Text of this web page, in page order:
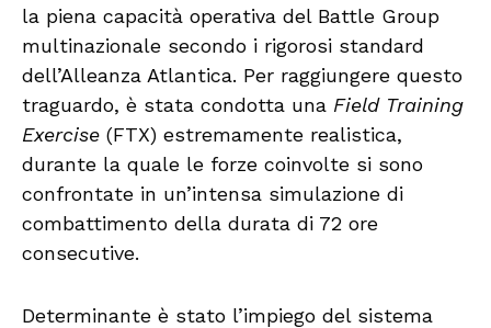
la piena capacità operativa del Battle Group
multinazionale secondo i rigorosi standard
dell’Alleanza Atlantica. Per raggiungere questo
traguardo, è stata condotta una Field Training
Exercise (FTX) estremamente realistica,
durante la quale le forze coinvolte si sono
confrontate in un’intensa simulazione di
combattimento della durata di 72 ore
consecutive.
Determinante è stato l’impiego del sistema